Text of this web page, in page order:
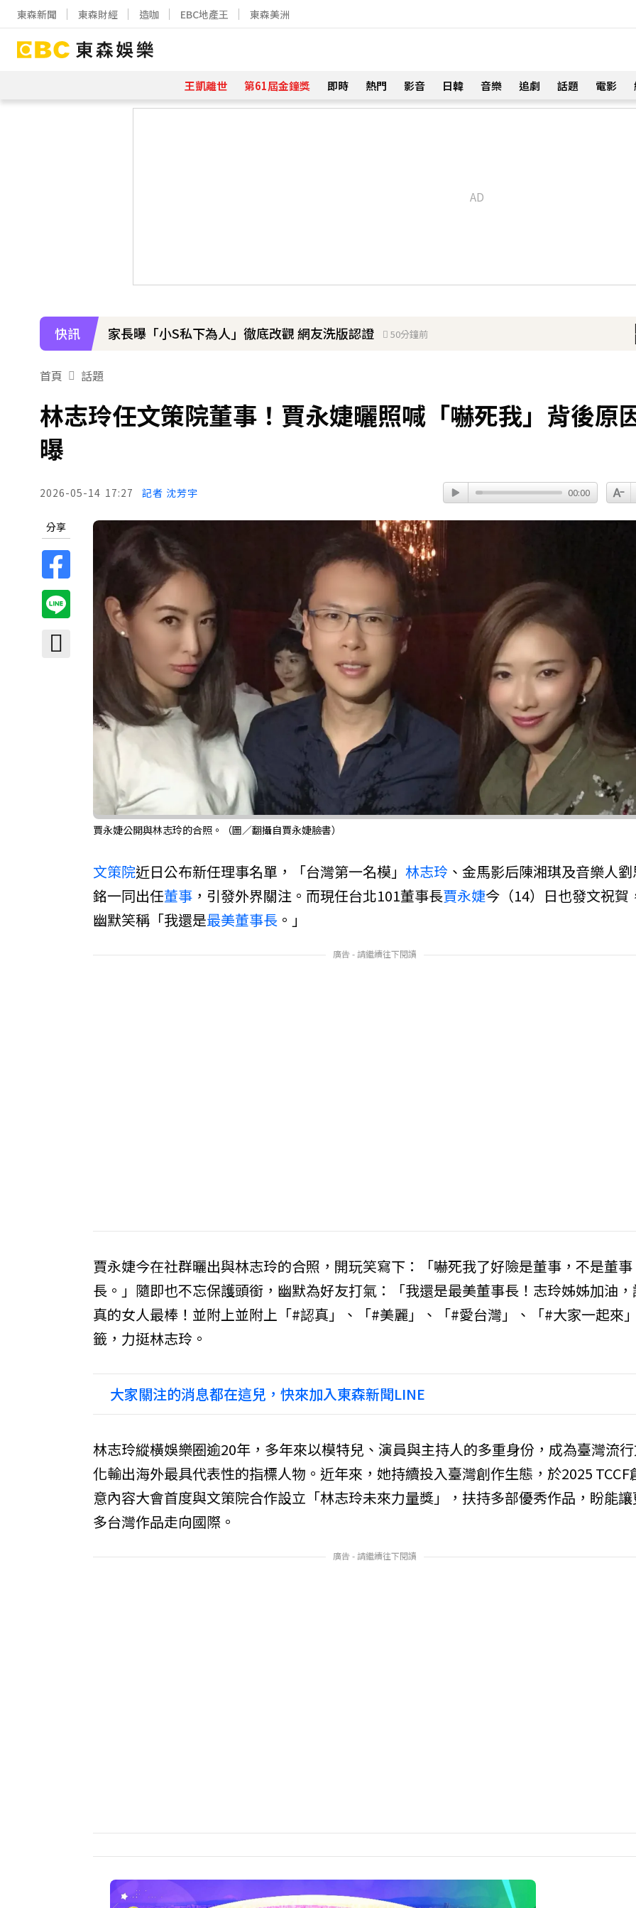
東森新聞 東森財經 造咖 EBC地產王 東森美洲
王凱離世 第61屆金鐘獎 即時 熱門 影音 日韓 音樂 追劇 話題 電影
快訊 家長曝「小S私下為人」徹底改觀 網友洗版認證 50分鐘前
寬魚營收衰退 「點名王心凌、楊丞琳」網笑翻：太誠實
19分鐘前
首頁 話題
林志玲任文策院董事！賈永婕曬照喊「嚇死我」背後原
曝
2026-05-14 17:27 記者 沈芳宇 00:00
分享
賈永婕公開與林志玲的合照。（圖／翻攝自賈永婕臉書）
文策院近日公布新任理事名單，「台灣第一名模」 林志玲 、金馬影后陳湘琪及音樂人
銘一同出任董事 ，引發外界關注。而現任台北101董事長賈永婕今（14）日也發文祝賀
幽默笑稱「我還是最美董事長 。」
廣告 - 請繼續往下閱讀
賈永婕今在社群曬出與林志玲的合照，開玩笑寫下：「嚇死我了好險是董事，不是董事
長。」隨即也不忘保護頭銜，幽默為好友打氣：「我還是最美董事長！志玲姊姊加油
真的女人最棒！並附上並附上「#認真」、「#美麗」、「#愛台灣」、「#大家一起來
籤，力挺林志玲。
大家關注的消息都在這兒，快來加入東森新聞LINE
林志玲縱橫娛樂圈逾20年，多年來以模特兒、演員與主持人的多重身份，成為臺灣流
化輸出海外最具代表性的指標人物。近年來，她持續投入臺灣創作生態，於2025 TCCF
意內容大會首度與文策院合作設立「林志玲未來力量獎」，扶持多部優秀作品，盼能
多台灣作品走向國際。
廣告 - 請繼續往下閱讀